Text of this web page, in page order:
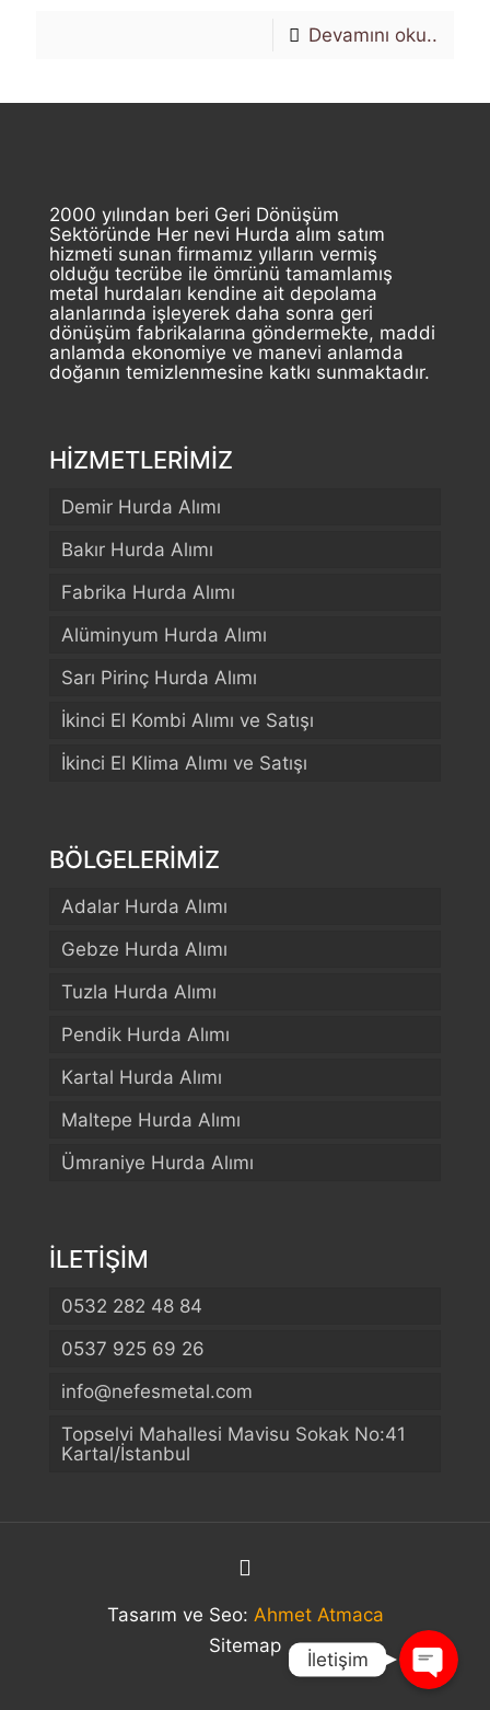
Devamını oku..
2000 yılından beri Geri Dönüşüm
Sektöründe Her nevi Hurda alım satım
hizmeti sunan firmamız yılların vermiş
olduğu tecrübe ile ömrünü tamamlamış
metal hurdaları kendine ait depolama
alanlarında işleyerek daha sonra geri
dönüşüm fabrikalarına göndermekte, maddi
anlamda ekonomiye ve manevi anlamda
doğanın temizlenmesine katkı sunmaktadır.
HİZMETLERİMİZ
Demir Hurda Alımı
Bakır Hurda Alımı
Fabrika Hurda Alımı
Alüminyum Hurda Alımı
Sarı Pirinç Hurda Alımı
İkinci El Kombi Alımı ve Satışı
İkinci El Klima Alımı ve Satışı
BÖLGELERİMİZ
Adalar Hurda Alımı
Gebze Hurda Alımı
Tuzla Hurda Alımı
Pendik Hurda Alımı
Kartal Hurda Alımı
Maltepe Hurda Alımı
Ümraniye Hurda Alımı
İLETİŞİM
0532 282 48 84
0537 925 69 26
info@nefesmetal.com
Topselvi Mahallesi Mavisu Sokak No:41
Kartal/İstanbul
Tasarım ve Seo: Ahmet Atmaca
Sitemap
Telefon
İletişim